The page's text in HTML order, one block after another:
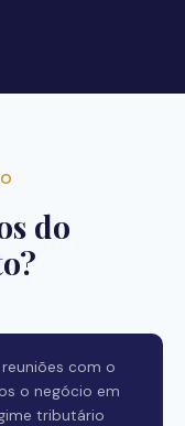
do
com o
o negócio em
tributário